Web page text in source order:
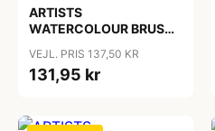
ARTISTS
WATERCOLOUR BRUSH
VEJL. PRIS 137,50 KR
131,95 kr